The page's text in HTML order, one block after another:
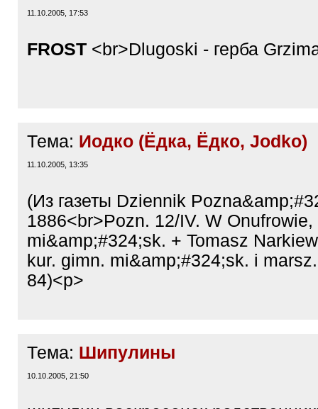
11.10.2005, 17:53
FROST <br>Dlugoski - герба
Тема: Иодко (Ёдка, Ёдко, Jodko)
11.10.2005, 13:35
(Из газеты Dziennik
1886<br>Pozn. 12/IV. W Onufrowie,
mi&amp;#324;sk. + Tomasz
kur. gimn. mi&amp;#324;sk. i
84)<p>
Тема: Шипулины
10.10.2005, 21:50